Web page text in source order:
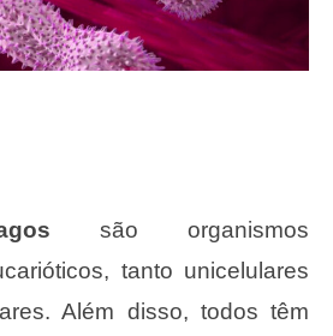
são organismos
tanto unicelulares
Além disso, todos têm